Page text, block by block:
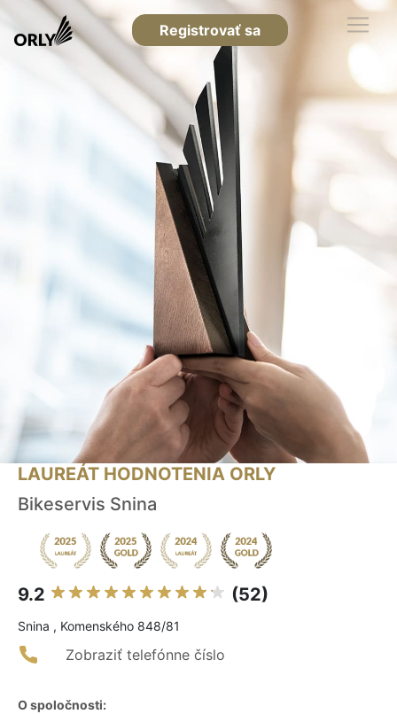
Registrovať sa
LAUREÁT HODNOTENIA ORLY
Bikeservis Snina
9.2 (52)
Snina , Komenského 848/81
Zobraziť telefónne číslo
O spoločnosti: